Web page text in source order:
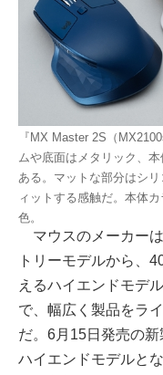
『MX Master 2S（
ムや底面はメタリック、
ある。マットな部分はシ
ィットする感触だ。本体
色。
マウスのメーカー
トリーモデルから、
えるハイエンドモデ
で、幅広く製品をラ
だ。6月15日発売の新
ハイエンドモデルと